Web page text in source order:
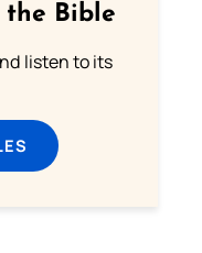
the Bible
listen to its